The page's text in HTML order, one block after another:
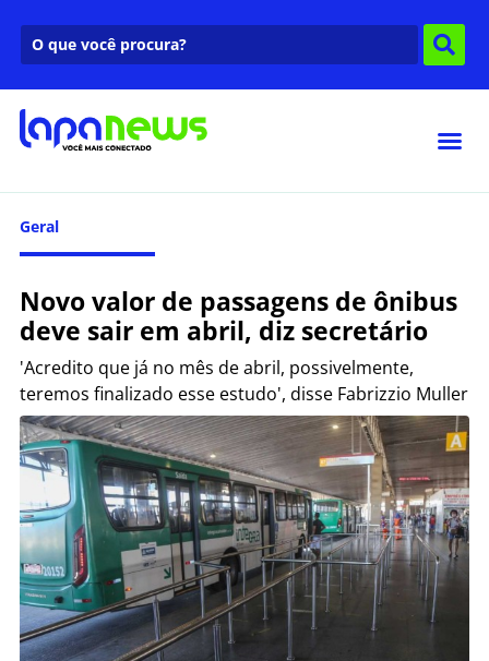
Geral
Novo valor de passagens de ônibus
deve sair em abril, diz secretário
'Acredito que já no mês de abril, possivelmente,
teremos finalizado esse estudo', disse Fabrizzio Muller